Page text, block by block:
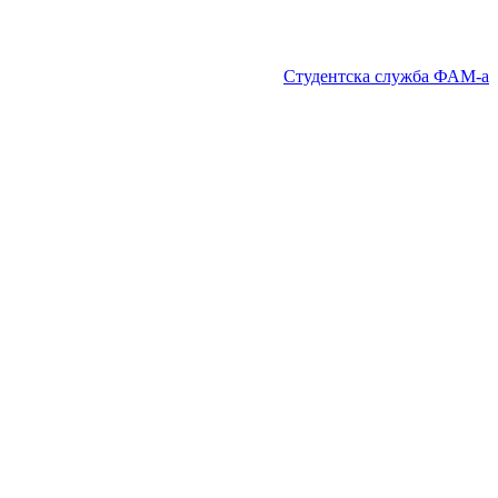
Студентска служба ФАМ-а